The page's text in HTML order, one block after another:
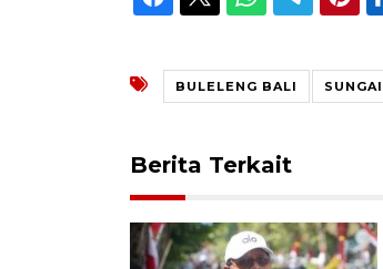
BULELENG BALI
Berita Terkait